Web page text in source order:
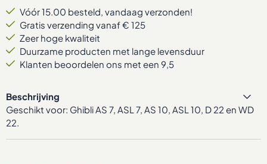
Vóór 15.00 besteld, vandaag verzonden!
Gratis verzending vanaf € 125
Zeer hoge kwaliteit
Duurzame producten met lange levensduur
Klanten beoordelen ons met een 9,5
Beschrijving
Geschikt voor: Ghibli AS 7, ASL 7, AS 10, ASL 10, D 22 en WD
22.